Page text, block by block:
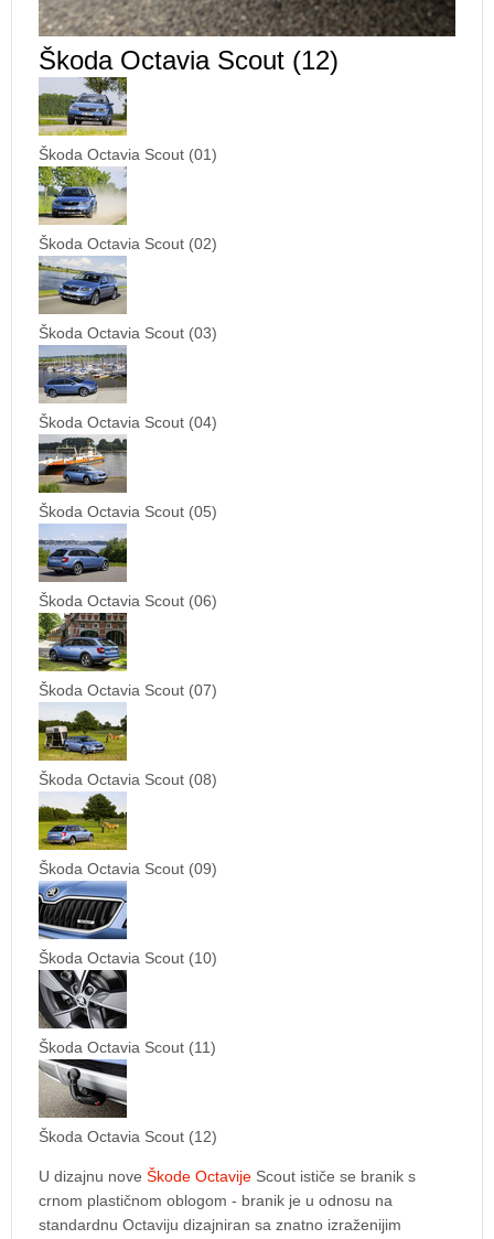
Škoda Octavia Scout (12)
Škoda Octavia Scout (01)
Škoda Octavia Scout (02)
Škoda Octavia Scout (03)
Škoda Octavia Scout (04)
Škoda Octavia Scout (05)
Škoda Octavia Scout (06)
Škoda Octavia Scout (07)
Škoda Octavia Scout (08)
Škoda Octavia Scout (09)
Škoda Octavia Scout (10)
Škoda Octavia Scout (11)
Škoda Octavia Scout (12)
U dizajnu nove Škode Octavije Scout ističe se branik s
crnom plastičnom oblogom - branik je u odnosu na
standardnu Octaviju dizajniran sa znatno izraženijim